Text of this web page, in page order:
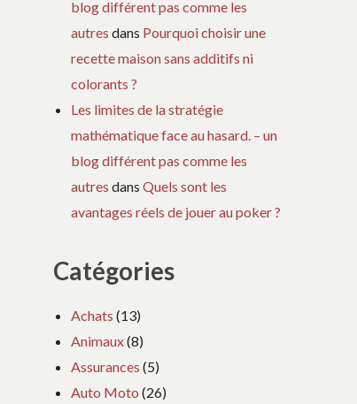
blog différent pas comme les
autres dans Pourquoi choisir une
recette maison sans additifs ni
colorants ?
Les limites de la stratégie
mathématique face au hasard. – un
blog différent pas comme les
autres dansQuels sont les
avantages réels de jouer au poker ?
Catégories
Achats (13)
Animaux(8)
Assurances (5)
Auto Moto (26)